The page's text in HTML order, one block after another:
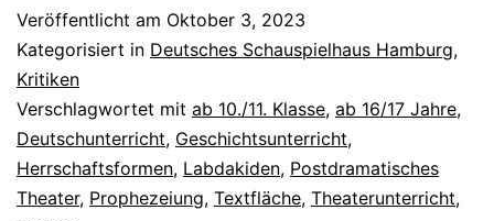
Veröffentlicht am Oktober 3, 2023
Kategorisiert in Deutsches Schauspielhaus Hamburg,
Kritiken
Verschlagwortet mit ab 10./11. Klasse, ab 16/17 Jahre,
Deutschunterricht, Geschichtsunterricht,
Herrschaftsformen, Labdakiden, Postdramatisches
Theater, Prophezeiung, Textfläche, Theaterunterricht,